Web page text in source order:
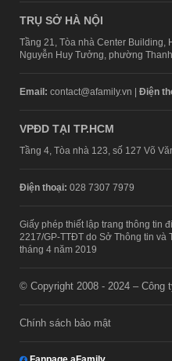
TRỤ SỞ HÀ NỘI
Tầng 21, Tòa nhà Center Building,
Nguyễn Huy Tưởng, phường
Email: contact@afamily.vn | Điện
VPĐD TẠI TP.HCM
Tầng 4, Tòa nhà 123, số 127 Võ
Điện thoại: 028 7307 7979
Giấy phép thiết lập trang thông tin
2217/GP-TTĐT do Sở Thông tin và
tháng 4 năm 2019
© Copyright 2008 - 2024 – Công
Chính sách bảo mật